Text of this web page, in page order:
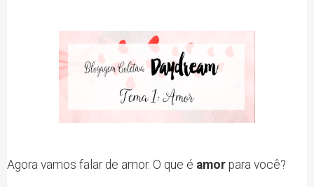
Agora vamos falar de amor. O que é amor para você?